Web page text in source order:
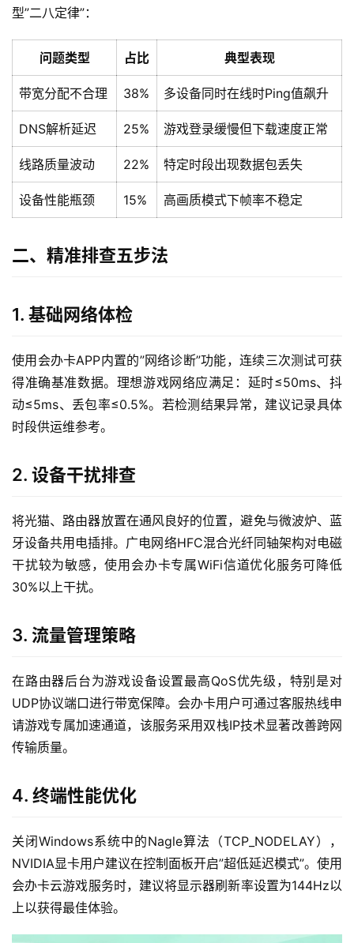
型”二八定律”：
问题类型 占比 典型表现
带宽分配不合理 38% 多设备同时在线时Ping值飙升
DNS解析延迟 25% 游戏登录缓慢但下载速度正常
线路质量波动 22% 特定时段出现数据包丢失
设备性能瓶颈 15% 高画质模式下帧率不稳定
二、精准排查五步法
1. 基础网络体检
使用会办卡APP内置的”网络诊断”功能，连续三次测试可获
得准确基准数据。理想游戏网络应满足：延时≤50ms、抖
动≤5ms、丢包率≤0.5%。若检测结果异常，建议记录具体
时段供运维参考。
2. 设备干扰排查
将光猫、路由器放置在通风良好的位置，避免与微波炉、蓝
牙设备共用电插排。广电网络HFC混合光纤同轴架构对电磁
干扰较为敏感，使用会办卡专属WiFi信道优化服务可降低
30%以上干扰。
3. 流量管理策略
在路由器后台为游戏设备设置最高QoS优先级，特别是对
UDP协议端口进行带宽保障。会办卡用户可通过客服热线申
请游戏专属加速通道，该服务采用双栈IP技术显著改善跨网
传输质量。
4. 终端性能优化
关闭Windows系统中的Nagle算法（TCP_NODELAY），
NVIDIA显卡用户建议在控制面板开启”超低延迟模式”。使用
会办卡云游戏服务时，建议将显示器刷新率设置为144Hz以
上以获得最佳体验。